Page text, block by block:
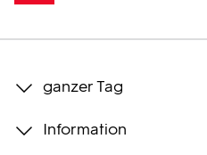
ganzer Tag
Information